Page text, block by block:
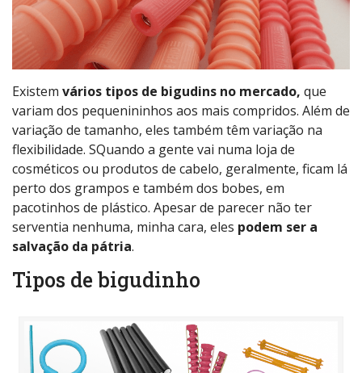
Existem vários tipos de bigudins no mercado, que
variam dos pequenininhos aos mais compridos. Além de
variação de tamanho, eles também têm variação na
flexibilidade. SQuando a gente vai numa loja de
cosméticos ou produtos de cabelo, geralmente, ficam lá
perto dos grampos e também dos bobes, em
pacotinhos de plástico. Apesar de parecer não ter
serventia nenhuma, minha cara, eles podem ser a
salvação da pátria.
Tipos de bigudinho